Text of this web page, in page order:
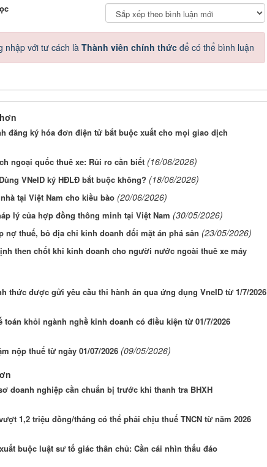
nhập với tư cách là Thành viên chính thức để có thể bình luận
đăng ký hóa đơn điện tử bắt buộc xuất cho mọi giao dịch
ngoại quốc thuê xe: Rủi ro cần biết (16/06/2026)
VNeID ký HĐLĐ bắt buộc không? (18/06/2026)
tại Việt Nam cho kiều bào (20/06/2026)
lý của hợp đồng thông minh tại Việt Nam (30/05/2026)
nợ thuế, bỏ địa chỉ kinh doanh đối mặt án phá sản (23/05/2026)
then chốt khi kinh doanh cho người nước ngoài thuê xe máy
thức được gửi yêu cầu thi hành án qua ứng dụng VneID từ 1/7/2026
toán khỏi ngành nghề kinh doanh có điều kiện từ 01/7/2026
nộp thuế từ ngày 01/07/2026 (09/05/2026)
doanh nghiệp cần chuẩn bị trước khi thanh tra BHXH
1,2 triệu đồng/tháng có thể phải chịu thuế TNCN từ năm 2026
buộc luật sư tố giác thân chủ: Cần cái nhìn thấu đáo